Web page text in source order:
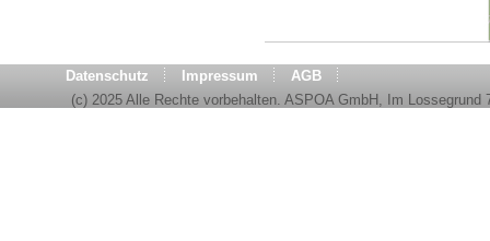
Datenschutz Impressum
AGB
(c) 2025 Alle Rechte vorbehalten. ASPOA GmbH, Im